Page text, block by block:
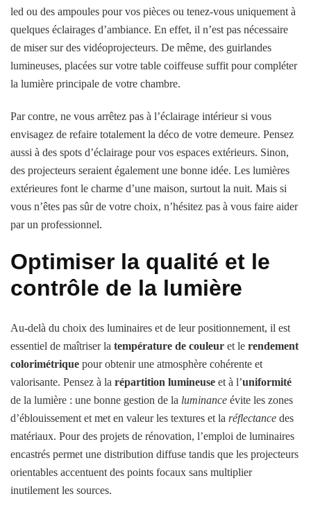
led ou des ampoules pour vos pièces ou tenez-vous uniquement à
quelques éclairages d’ambiance. En effet, il n’est pas nécessaire
de miser sur des vidéoprojecteurs. De même, des guirlandes
lumineuses, placées sur votre table coiffeuse suffit pour compléter
la lumière principale de votre chambre.
Par contre, ne vous arrêtez pas à l’éclairage intérieur si vous
envisagez de refaire totalement la déco de votre demeure. Pensez
aussi à des spots d’éclairage pour vos espaces extérieurs. Sinon,
des projecteurs seraient également une bonne idée. Les lumières
extérieures font le charme d’une maison, surtout la nuit. Mais si
vous n’êtes pas sûr de votre choix, n’hésitez pas à vous faire aider
par un professionnel.
Optimiser la qualité et le
contrôle de la lumière
Au-delà du choix des luminaires et de leur positionnement, il est
essentiel de maîtriser la température de couleur et le rendement
colorimétrique pour obtenir une atmosphère cohérente et
valorisante. Pensez à la répartition lumineuse et à l’uniformité
de la lumière : une bonne gestion de la luminance évite les zones
d’éblouissement et met en valeur les textures et la réflectance des
matériaux. Pour des projets de rénovation, l’emploi de luminaires
encastrés permet une distribution diffuse tandis que les projecteurs
orientables accentuent des points focaux sans multiplier
inutilement les sources.